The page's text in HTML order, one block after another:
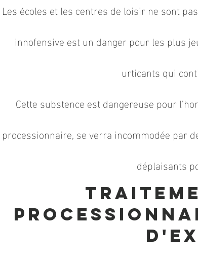
Les écoles et les centres de loisir ne sont
innofensive est un danger pour les plus
urticants qui
Cette substence est dangereuse pour
processionnaire, se verra incommodée par
déplaisants